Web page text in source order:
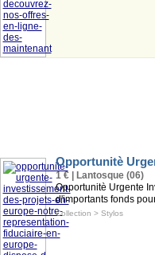
Opportunitè
1 € | Lantosque (06)
Opportunitè Urgente
d'importants fonds
Collection > Stylos